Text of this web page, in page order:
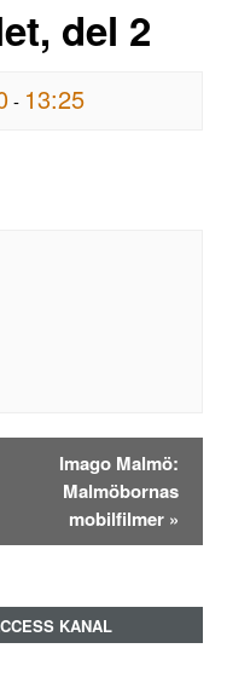
del 2
- 13:25
Imago Malmö:
Malmöbornas
mobilfilmer »
KANAL